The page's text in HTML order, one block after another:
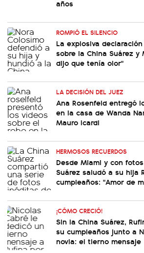
años
ROMPIÓ EL SILENCIO
La explosiva
sobre la China Suárez y
dijo que tenía olor"
LA DECISIÓN DEL JUEZ
Ana Rosenfeld entregó
en la casa de Wanda
Mauro Icardi
HERMOSOS RECUERDOS
Desde Miami y con
Suárez saludó a su hija
cumpleaños: "Amor de
¡CÓMO CRECIÓ!
Sin la China Suárez,
su cumpleaños junto a
novia: el tierno mensaje